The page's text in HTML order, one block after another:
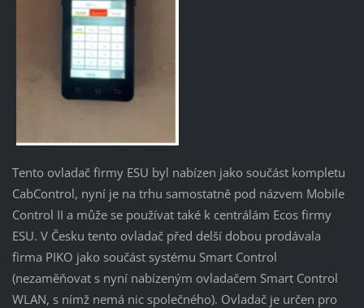
Tento ovladač firmy ESU byl nabízen jako součást kompletu
CabControl, nyní je na trhu samostatně pod názvem Mobile
Control II a může se používat také k centrálám Ecos firmy
ESU. V Česku tento ovladač před delší dobou prodávala
firma PIKO jako součást systému Smart Control
(nezaměňovat s nyní nabízeným ovladačem Smart Control
WLAN, s nímž nemá nic společného). Ovladač je určen pro